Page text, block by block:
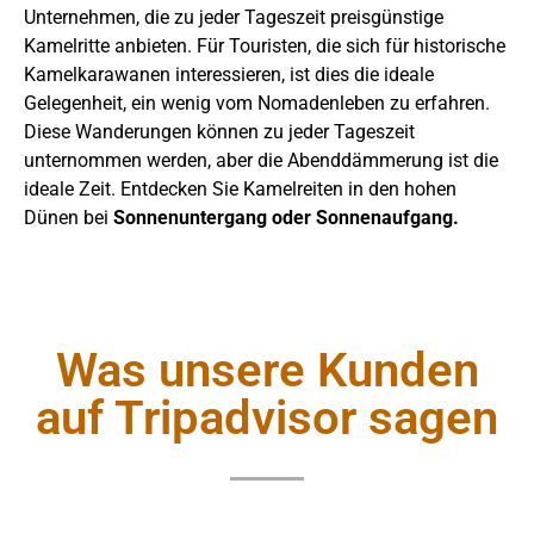
Unternehmen, die zu jeder Tageszeit preisgünstige
Kamelritte anbieten. Für Touristen, die sich für historische
Kamelkarawanen interessieren, ist dies die ideale
Gelegenheit, ein wenig vom Nomadenleben zu erfahren.
Diese Wanderungen können zu jeder Tageszeit
unternommen werden, aber die Abenddämmerung ist die
ideale Zeit. Entdecken Sie Kamelreiten in den hohen
Dünen bei Sonnenuntergang oder Sonnenaufgang.
Was unsere Kunden
auf Tripadvisor sagen